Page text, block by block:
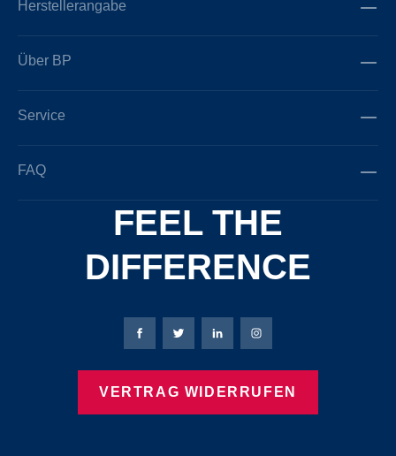
Herstellerangabe
Über BP
Service
FAQ
FEEL THE
DIFFERENCE
Bierbaum-Proenen Facebook-Seite
Bierbaum-Proenen Twitter Seite
Bierbaum-Proenen LinkedIn
Bierbaum-Proenen
VERTRAG WIDERRUFEN